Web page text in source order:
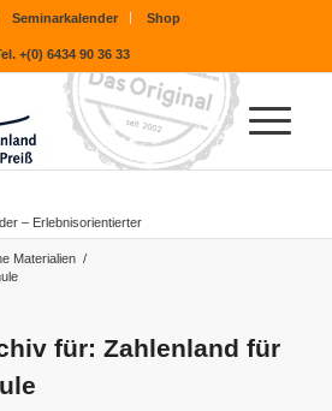
Seminarkalender Shop
+(0) 6434 90 36 33
– Erlebnisorientierter
Materialien /
für: Zahlenland für